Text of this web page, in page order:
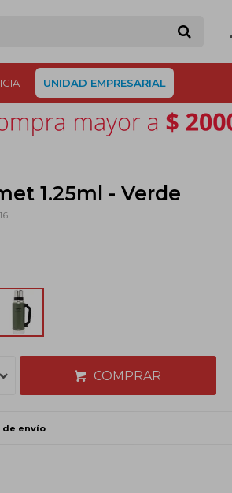
UNIDAD EMPRESARIAL
1.25ml - Verde
COMPRAR
de envío